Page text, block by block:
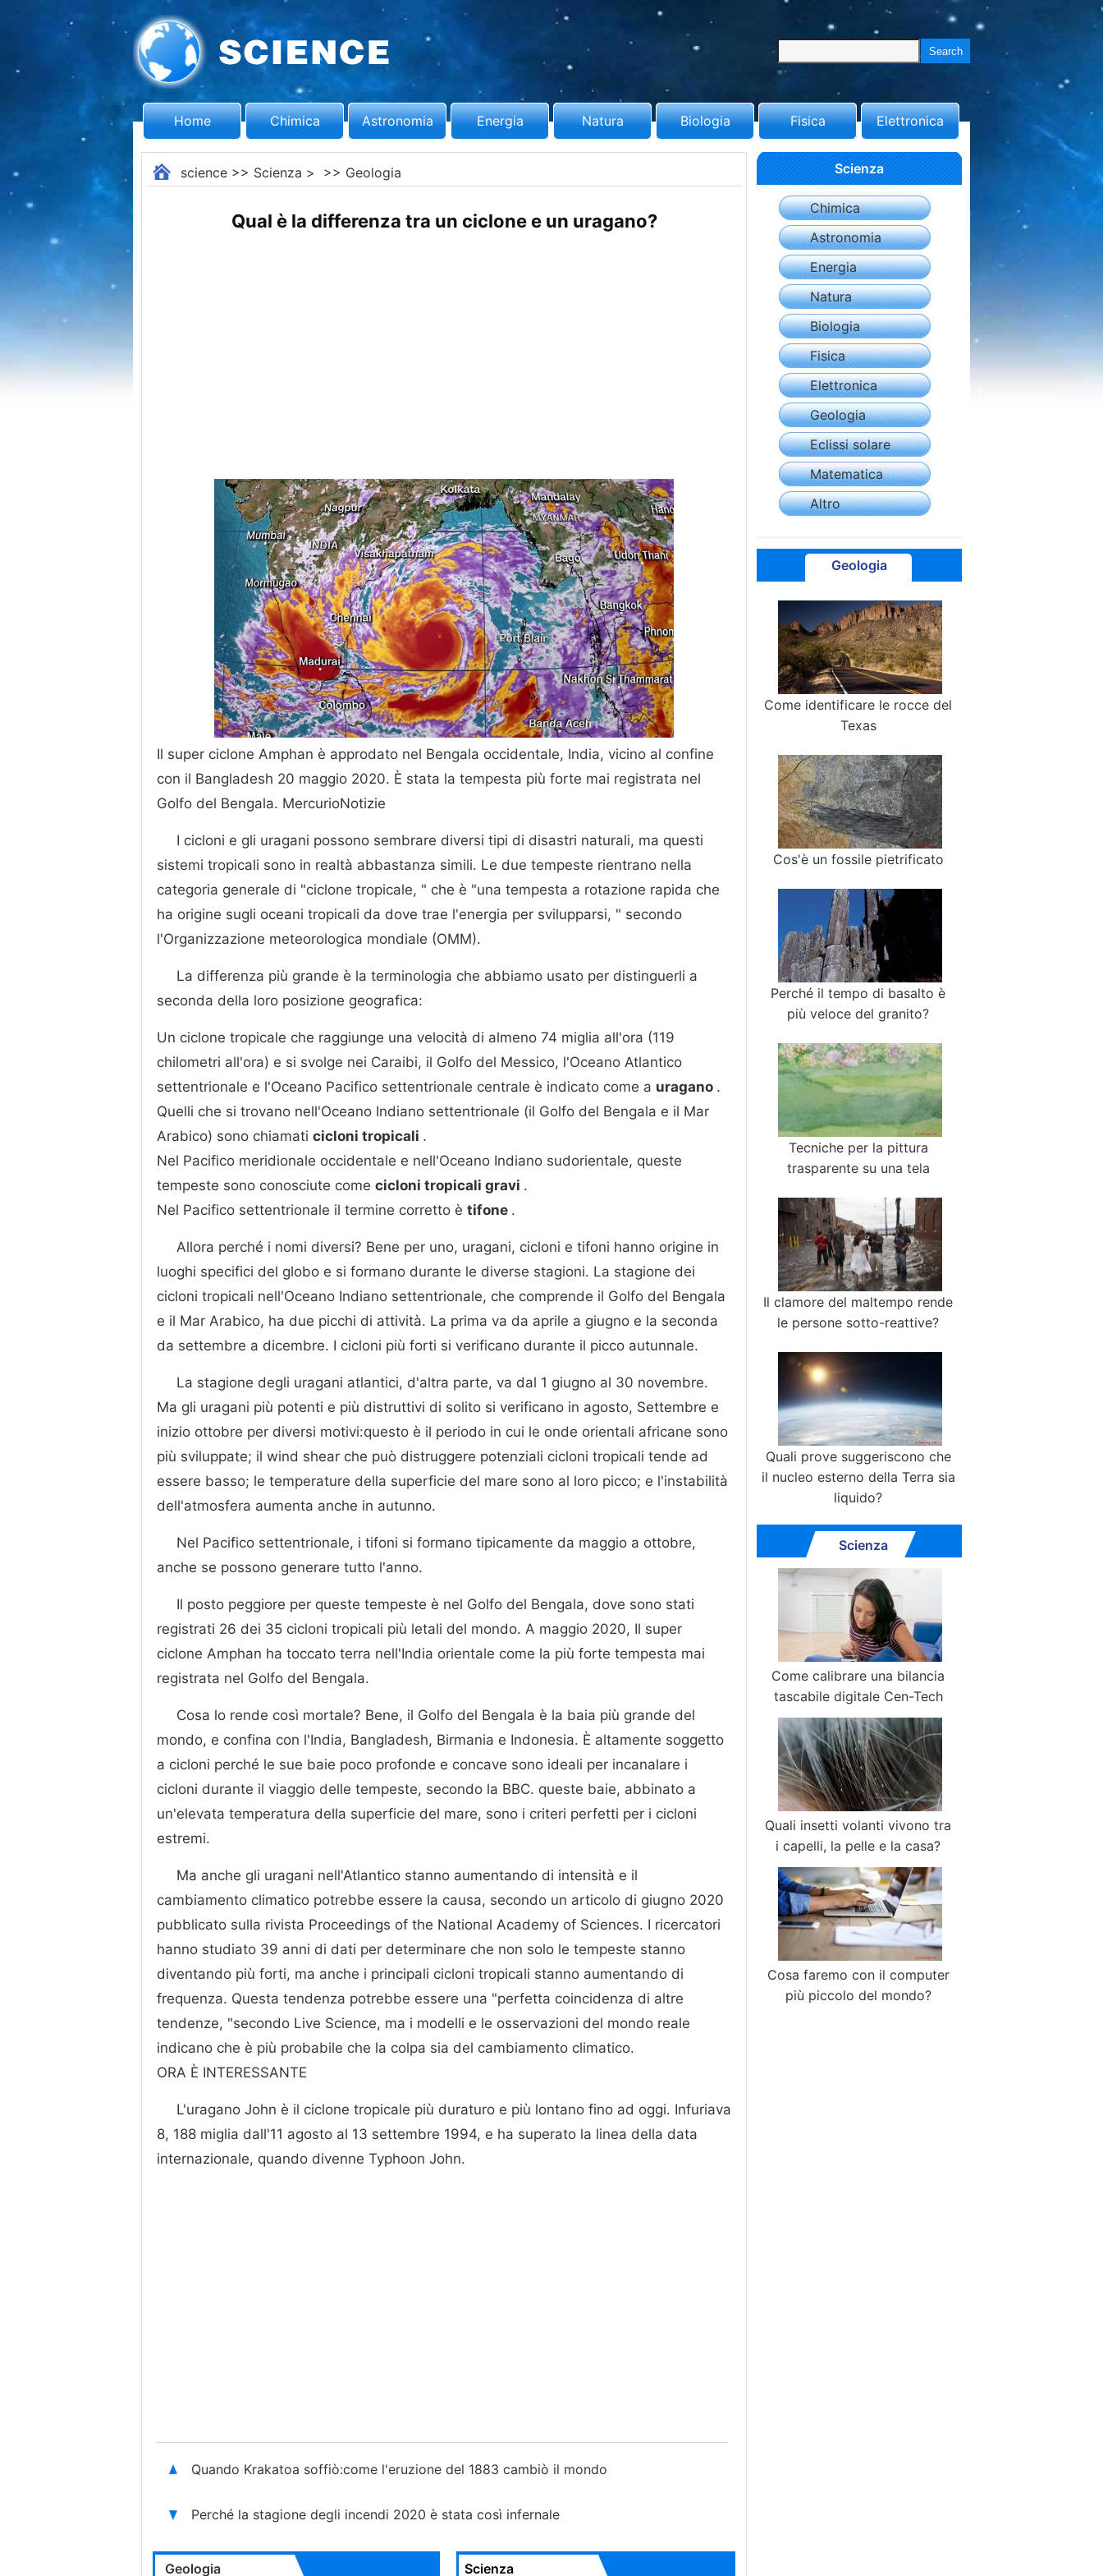
Home Chimica Astronomia Energia Natura Biologia Fisica Elettronica
science>> Scienza > >> Geologia
Qual è la differenza tra un ciclone e un uragano?
Il super ciclone Amphan è approdato nel Bengala occidentale, India, vicino al confine
con il Bangladesh 20 maggio 2020. È stata la tempesta più forte mai registrata nel
Golfo del Bengala. MercurioNotizie
I cicloni e gli uragani possono sembrare diversi tipi di disastri naturali, ma questi
sistemi tropicali sono in realtà abbastanza simili. Le due tempeste rientrano nella
categoria generale di "ciclone tropicale, " che è "una tempesta a rotazione rapida che
ha origine sugli oceani tropicali da dove trae l'energia per svilupparsi, " secondo
l'Organizzazione meteorologica mondiale (OMM).
La differenza più grande è la terminologia che abbiamo usato per distinguerli a
seconda della loro posizione geografica:
Un ciclone tropicale che raggiunge una velocità di almeno 74 miglia all'ora (119
chilometri all'ora) e si svolge nei Caraibi, il Golfo del Messico, l'Oceano Atlantico
settentrionale e l'Oceano Pacifico settentrionale centrale è indicato come a uragano .
Quelli che si trovano nell'Oceano Indiano settentrionale (il Golfo del Bengala e il Mar
Arabico) sono chiamati cicloni tropicali .
Nel Pacifico meridionale occidentale e nell'Oceano Indiano sudorientale, queste
tempeste sono conosciute come cicloni tropicali gravi .
Nel Pacifico settentrionale il termine corretto è tifone .
Allora perché i nomi diversi? Bene per uno, uragani, cicloni e tifoni hanno origine in
luoghi specifici del globo e si formano durante le diverse stagioni. La stagione dei
cicloni tropicali nell'Oceano Indiano settentrionale, che comprende il Golfo del Bengala
e il Mar Arabico, ha due picchi di attività. La prima va da aprile a giugno e la seconda
da settembre a dicembre. I cicloni più forti si verificano durante il picco autunnale.
La stagione degli uragani atlantici, d'altra parte, va dal 1 giugno al 30 novembre.
Ma gli uragani più potenti e più distruttivi di solito si verificano in agosto, Settembre e
inizio ottobre per diversi motivi:questo è il periodo in cui le onde orientali africane sono
più sviluppate; il wind shear che può distruggere potenziali cicloni tropicali tende ad
essere basso; le temperature della superficie del mare sono al loro picco; e l'instabilità
dell'atmosfera aumenta anche in autunno.
Nel Pacifico settentrionale, i tifoni si formano tipicamente da maggio a ottobre,
anche se possono generare tutto l'anno.
Il posto peggiore per queste tempeste è nel Golfo del Bengala, dove sono stati
registrati 26 dei 35 cicloni tropicali più letali del mondo. A maggio 2020, Il super
ciclone Amphan ha toccato terra nell'India orientale come la più forte tempesta mai
registrata nel Golfo del Bengala.
Cosa lo rende così mortale? Bene, il Golfo del Bengala è la baia più grande del
mondo, e confina con l'India, Bangladesh, Birmania e Indonesia. È altamente soggetto
a cicloni perché le sue baie poco profonde e concave sono ideali per incanalare i
cicloni durante il viaggio delle tempeste, secondo la BBC. queste baie, abbinato a
un'elevata temperatura della superficie del mare, sono i criteri perfetti per i cicloni
estremi.
Ma anche gli uragani nell'Atlantico stanno aumentando di intensità e il
cambiamento climatico potrebbe essere la causa, secondo un articolo di giugno 2020
pubblicato sulla rivista Proceedings of the National Academy of Sciences. I ricercatori
hanno studiato 39 anni di dati per determinare che non solo le tempeste stanno
diventando più forti, ma anche i principali cicloni tropicali stanno aumentando di
frequenza. Questa tendenza potrebbe essere una "perfetta coincidenza di altre
tendenze, "secondo Live Science, ma i modelli e le osservazioni del mondo reale
indicano che è più probabile che la colpa sia del cambiamento climatico.
ORA È INTERESSANTE
L'uragano John è il ciclone tropicale più duraturo e più lontano fino ad oggi. Infuriava
8, 188 miglia dall'11 agosto al 13 settembre 1994, e ha superato la linea della data
internazionale, quando divenne Typhoon John.
Quando Krakatoa soffiò:come l'eruzione del 1883 cambiò il mondo
Perché la stagione degli incendi 2020 è stata così infernale
Geologia Scienza
Scienza
Chimica
Astronomia
Energia
Natura
Biologia
Fisica
Elettronica
Geologia
Eclissi solare
Matematica
Altro
Geologia
Come identificare le rocce del
Texas
Cos'è un fossile pietrificato
Perché il tempo di basalto è
più veloce del granito?
Tecniche per la pittura
trasparente su una tela
Il clamore del maltempo rende
le persone sotto-reattive?
Quali prove suggeriscono che
il nucleo esterno della Terra sia
liquido?
Scienza
Come calibrare una bilancia
tascabile digitale Cen-Tech
Quali insetti volanti vivono tra
i capelli, la pelle e la casa?
Cosa faremo con il computer
più piccolo del mondo?